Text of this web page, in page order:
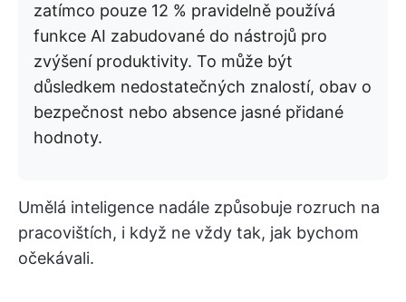
zatímco pouze 12 % pravidelně používá
funkce AI zabudované do nástrojů pro
zvýšení produktivity. To může být
důsledkem nedostatečných znalostí, obav o
bezpečnost nebo absence jasné přidané
hodnoty.
Umělá inteligence nadále způsobuje rozruch na
pracovištích, i když ne vždy tak, jak bychom
očekávali.